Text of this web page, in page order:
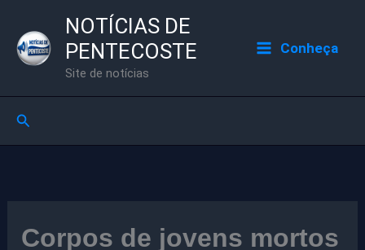
para
NOTÍCIAS DE
PENTECOSTE
Site de notícias
Conheça
Pesquisar
Corpos de jovens mortos